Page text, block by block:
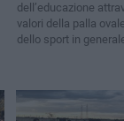
dell’educazione
valori della palla
dello sport in
con altri ragazzi